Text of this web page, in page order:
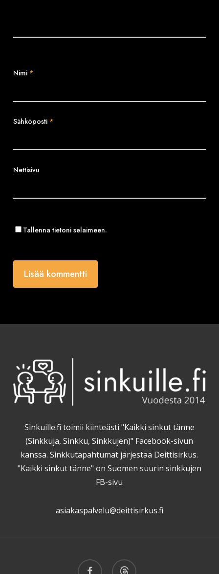
Nimi *
Sähköposti *
Nettisivu
Tallenna tietoni selaimeen.
Sinkuille.fi toimii kiinteästi "Kaikki sinkut tänne
(Sinkkuja, Sinkku, Sinkkujen)" Facebook-sivun
kanssa. Sinkkutapahtumat järjestää Deittisirkus.
"Kaikki sinkut tänne" on Suomen suurin sinkkujen
FB-sivu
asiakaspalvelu@deittisirkus.fi
facebook threads